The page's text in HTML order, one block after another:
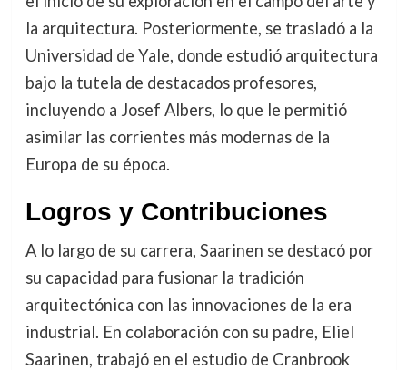
la arquitectura. Posteriormente, se trasladó a la
Universidad de Yale, donde estudió arquitectura
bajo la tutela de destacados profesores,
incluyendo a Josef Albers, lo que le permitió
asimilar las corrientes más modernas de la
Europa de su época.
Logros y Contribuciones
A lo largo de su carrera, Saarinen se destacó por
su capacidad para fusionar la tradición
arquitectónica con las innovaciones de la era
industrial. En colaboración con su padre, Eliel
Saarinen, trabajó en el estudio de Cranbrook